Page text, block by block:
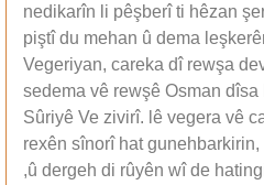
nedikarîn li pêşberî ti hêzan
piştî du mehan û dema
Vegeriyan, careka dî rewşa
sedema vê rewşê Osman
Sûriyê Ve zivirî. lê vegera vê
rexên sînorî hat
,û dergeh di rûyên wî de